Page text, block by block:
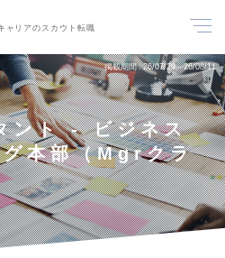
ャリアのスカウト転職
掲載期間 26/07/29～26/08/11
ント - ビジネス
グ本部（Mgrクラ